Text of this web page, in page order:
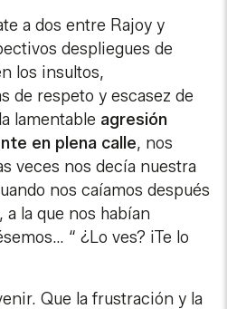
a dos entre Rajoy y
despliegues de
los insultos,
de respeto y escasez de
lamentable agresión
en plena calle, nos
veces nos decía nuestra
nos caíamos después
la que nos habían
“ ¿Lo ves? ¡Te lo
Que la frustración y la